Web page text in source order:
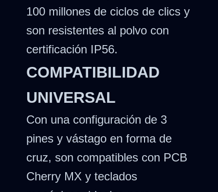
100 millones de ciclos de clics y
son resistentes al polvo con
certificación IP56.
COMPATIBILIDAD
UNIVERSAL
Con una configuración de 3
pines y vástago en forma de
cruz, son compatibles con PCB
Cherry MX y teclados